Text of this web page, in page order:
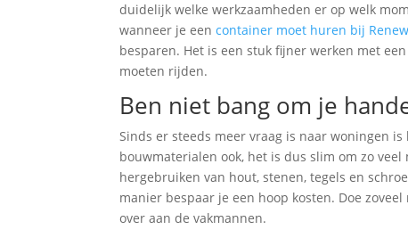
duidelijk welke werkzaamheden er op welk
wanneer je eencontainer moet huren bij
besparen. Het is een stuk fijner werken met
moeten rijden.
Ben niet bang om je
Sinds er steeds meer vraag is naar woningen
bouwmaterialen ook, het is dus slim om zo
hergebruiken van hout, stenen, tegels en
manier bespaar je een hoop kosten. Doe
over aan de vakmannen.